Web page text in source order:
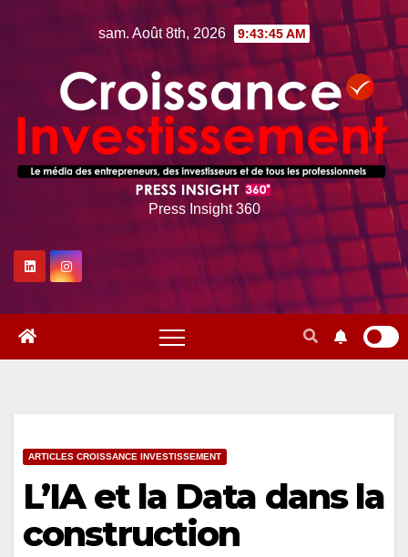
sam. Août 8th, 2026 9:43:46 AM
Press Insight 360
ARTICLES CROISSANCE INVESTISSEMENT
L’IA et la Data dans la
construction